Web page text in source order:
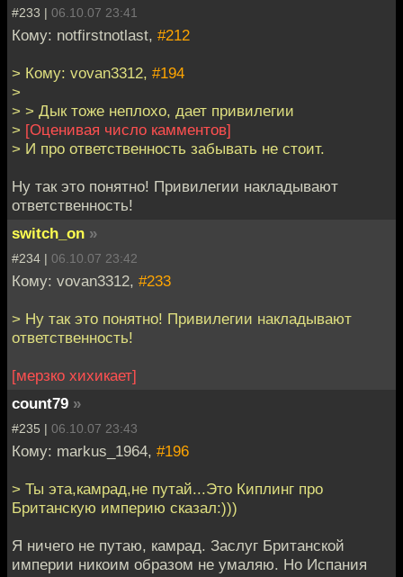
#233 | 06.10.07 23:41
Кому: notfirstnotlast, #212
> Кому: vovan3312, #194
>
> > Дык тоже неплохо, дает привилегии
> [Оценивая число камментов]
> И про ответственность забывать не стоит.
Ну так это понятно! Привилегии накладывают
ответственность!
switch_on »
#234 | 06.10.07 23:42
Кому: vovan3312, #233
> Ну так это понятно! Привилегии накладывают
ответственность!
[мерзко хихикает]
count79 »
#235 | 06.10.07 23:43
Кому: markus_1964, #196
> Ты эта,камрад,не путай...Это Киплинг про
Британскую империю сказал:)))
Я ничего не путаю, камрад. Заслуг Британской
империи никоим образом не умаляю. Но Испания